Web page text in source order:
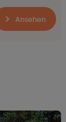
Ansehen